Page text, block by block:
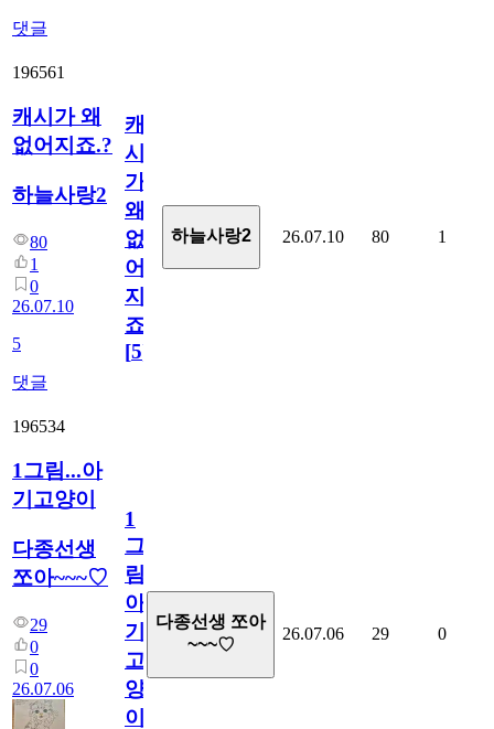
댓글
196561
캐시가 왜
없어지죠.?
하늘사랑2
80
1
0
26.07.10
5
댓글
캐
시
가
왜
없
어
지
죠.?
[5]
하늘사랑2 26.07.10 80 1
196534
1그림...아
기고양이
다종선생
쪼아~~~♡
29
0
0
26.07.06
1
그
림...
아
기
고
양
이
다종선생 쪼아
~~~♡
26.07.06 29 0